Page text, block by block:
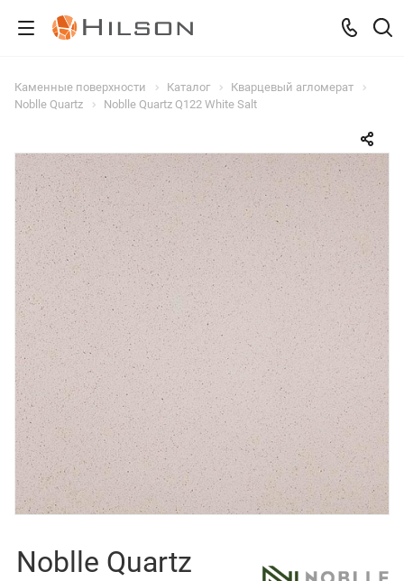
Каменные поверхности Каталог
Кварцевый агломерат
Noblle Quartz
Noblle Quartz Q122 White Salt
Noblle Quartz